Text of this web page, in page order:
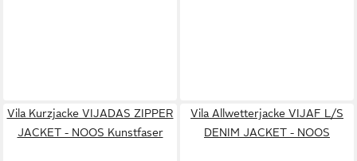
Vila Kurzjacke VIJADAS ZIPPER
JACKET - NOOS Kunstfaser
Vila Allwetterjacke VIJAF L/S
DENIM JACKET - NOOS